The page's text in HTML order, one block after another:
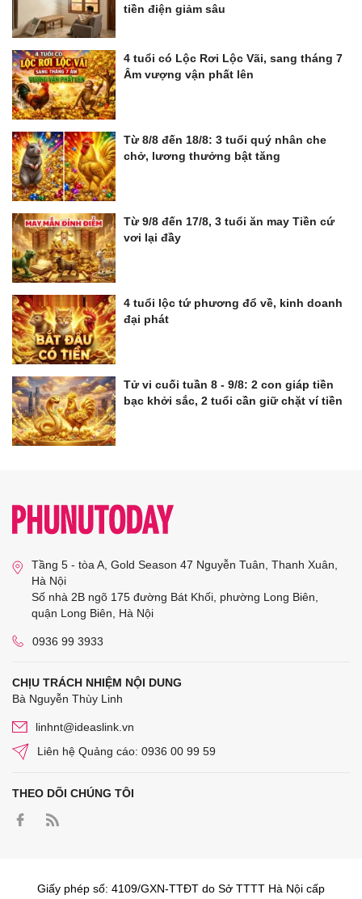
tiền điện giảm sâu
4 tuổi có Lộc Rơi Lộc Vãi, sang tháng 7
Âm vượng vận phất lên
Từ 8/8 đến 18/8: 3 tuổi quý nhân che
chở, lương thưởng bật tăng
Từ 9/8 đến 17/8, 3 tuổi ăn may Tiền cứ
vơi lại đầy
4 tuổi lộc tứ phương đổ về, kinh doanh
đại phát
Tử vi cuối tuần 8 - 9/8: 2 con giáp tiền
bạc khởi sắc, 2 tuổi cần giữ chặt ví tiền
Tầng 5 - tòa A, Gold Season 47 Nguyễn Tuân, Thanh Xuân,
Hà Nội
Số nhà 2B ngõ 175 đường Bát Khối, phường Long Biên,
quận Long Biên, Hà Nội
0936 99 3933
CHỊU TRÁCH NHIỆM NỘI DUNG
Bà Nguyễn Thùy Linh
linhnt@ideaslink.vn
Liên hệ Quảng cáo: 0936 00 99 59
THEO DÕI CHÚNG TÔI
Giấy phép số: 4109/GXN-TTĐT do Sở TTTT Hà Nội cấp